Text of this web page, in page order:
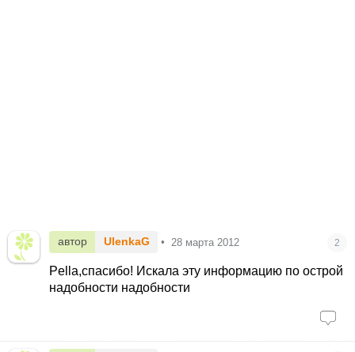
автор UlenkaG • 28 марта 2012 2
Pella,спасибо! Искала эту информацию по острой
надобности надобности